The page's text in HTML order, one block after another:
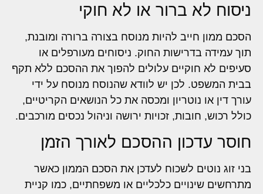
ניסוח לא ברור או לא חוקי
הסכם ממון חייב להיות מנוסח בצורה ברורה ומובנת,
תוך עמידה בדרישות החוק. ניסוחים מעורפלים או
סעיפים לא חוקיים עלולים להפוך את ההסכם ללא תקף
בבית המשפט. לכן יש לוודא שהנוסח מנוסח על ידי
עורך דין או נוטריון ומכסה את כל הנושאים הקריטיים,
כולל רכוש, חובות, זכויות ירושה וניהול נכסים מורכבים.
חוסר עדכון ההסכם לאורך הזמן
בני זוג נוטים לשכוח לעדכן את הסכם הממון כאשר
מתרחשים שינויים כלכליים או משפחתיים, כמו קניית